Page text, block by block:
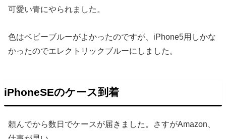
可愛い青にやられました。
色はベビーブルーがよかったのですが、iPhone5用しかな
かったのでエレクトリックブルーにしました。
iPhoneSEのケース到着
頼んでから数日でケースが届きました。さすがAmazon、